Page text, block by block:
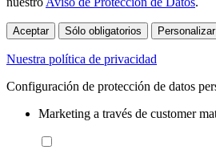
Aceptar Sólo obligatorios
Nuestra política de privacidad
Configuración de protección de datos
Marketing a través de customer